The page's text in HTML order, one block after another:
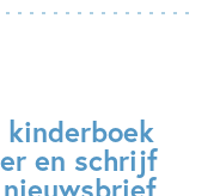
kinderboek
en schrijf